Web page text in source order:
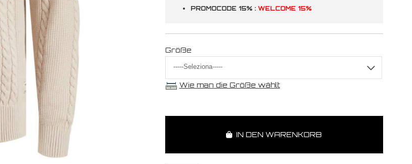
PROMOCODE 15% : WELCOME 15%
Größe
Wie man die Größe wählt
IN DEN WARENKORB